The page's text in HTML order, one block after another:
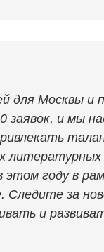
для Москвы и
заявок, и мы
этом году в
Следите за
и